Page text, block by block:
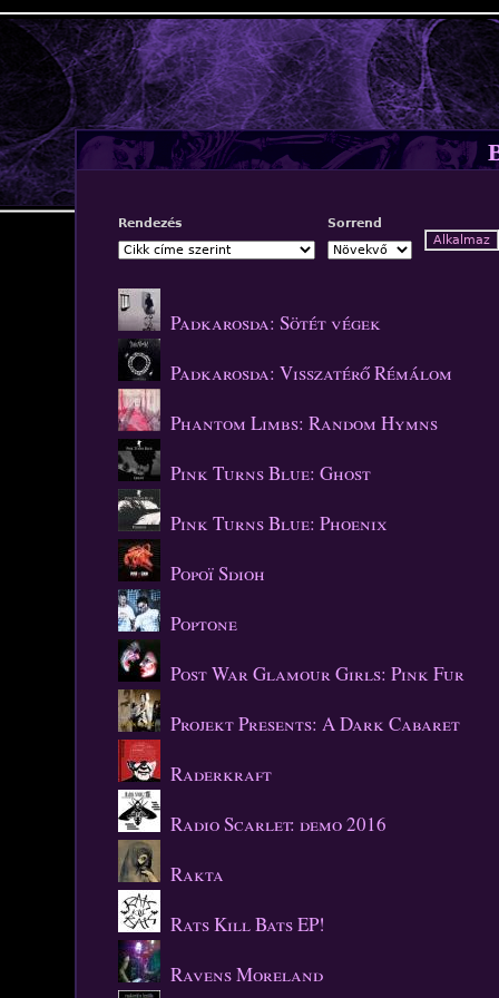
Jump to navigation
Rendezés Sorrend
Padkarosda: Sötét végek
Padkarosda: Visszatérő Rémálom
Phantom Limbs: Random Hymns
Pink Turns Blue: Ghost
Pink Turns Blue: Phoenix
Popoï Sdioh
Poptone
Post War Glamour Girls: Pink Fur
Projekt Presents: A Dark Cabaret
Raderkraft
Radio Scarlet: demo 2016
Rakta
Rats Kill Bats EP!
Ravens Moreland